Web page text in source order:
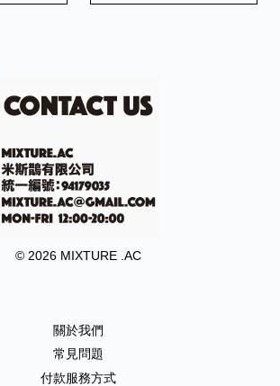
© 2026 MIXTURE .AC
關於我們
常見問題
付款服務方式